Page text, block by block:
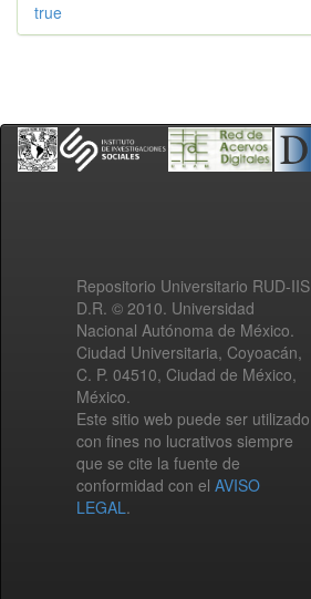
true
Repositorio Universitario RUD-IIS
D.R. © 2010. Universidad
Nacional Autónoma de México.
Ciudad Universitaria, Coyoacán,
C. P. 04510, Ciudad de México,
México.
Este sitio web puede ser utilizado
con fines no lucrativos siempre
que se cite la fuente de
conformidad con el AVISO
LEGAL.